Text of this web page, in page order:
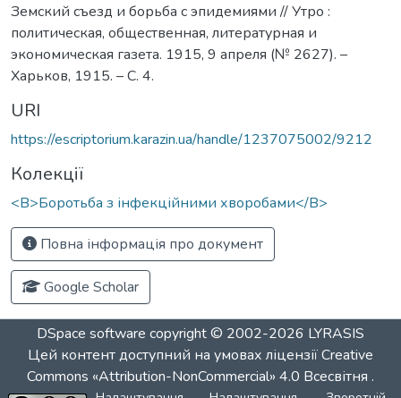
Земский съезд и борьба с эпидемиями // Утро :
политическая, общественная, литературная и
экономическая газета. 1915, 9 апреля (№ 2627). –
Харьков, 1915. – С. 4.
URI
https://escriptorium.karazin.ua/handle/1237075002/9212
Колекції
<B>Боротьба з інфекційними хворобами</B>
Повна інформація про документ
Google Scholar
DSpace software copyright © 2002-2026 LYRASIS
Цей контент доступний на умовах ліцензіїCreative
Commons «Attribution-NonCommercial» 4.0 Всесвітня .